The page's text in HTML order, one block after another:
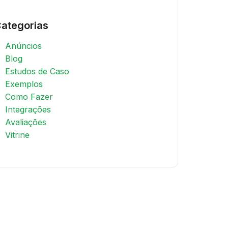
Anúncios
Blog
Estudos de Caso
Exemplos
Como Fazer
Integrações
Avaliações
Vitrine